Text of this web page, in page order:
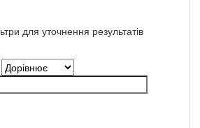
для уточнення результатів